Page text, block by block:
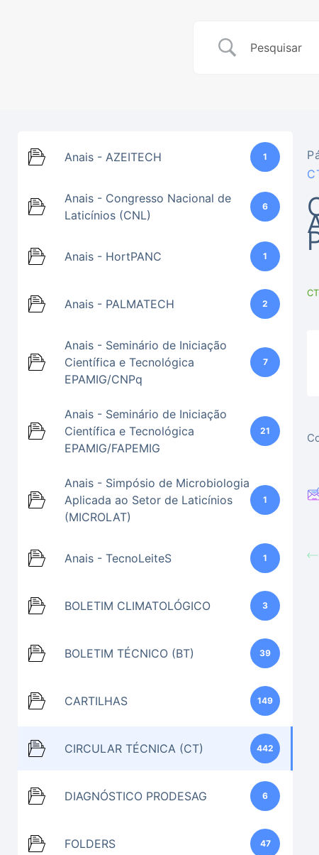
Anais - AZEITECH 1
Anais - Congresso Nacional de
Laticínios (CNL)
6
Anais - HortPANC 1
Anais - PALMATECH 2
Anais - Seminário de Iniciação
Científica e Tecnológica
EPAMIG/CNPq
7
Anais - Seminário de Iniciação
Científica e Tecnológica
EPAMIG/FAPEMIG
21
Anais - Simpósio de Microbiologia
Aplicada ao Setor de Laticínios
(MICROLAT)
1
Anais - TecnoLeiteS 1
BOLETIM CLIMATOLÓGICO 3
BOLETIM TÉCNICO (BT) 39
CARTILHAS 149
CIRCULAR TÉCNICA (CT) 442
DIAGNÓSTICO PRODESAG 6
FOLDERS 47